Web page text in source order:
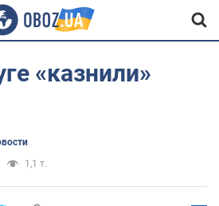
«казнили»
1,1 т.